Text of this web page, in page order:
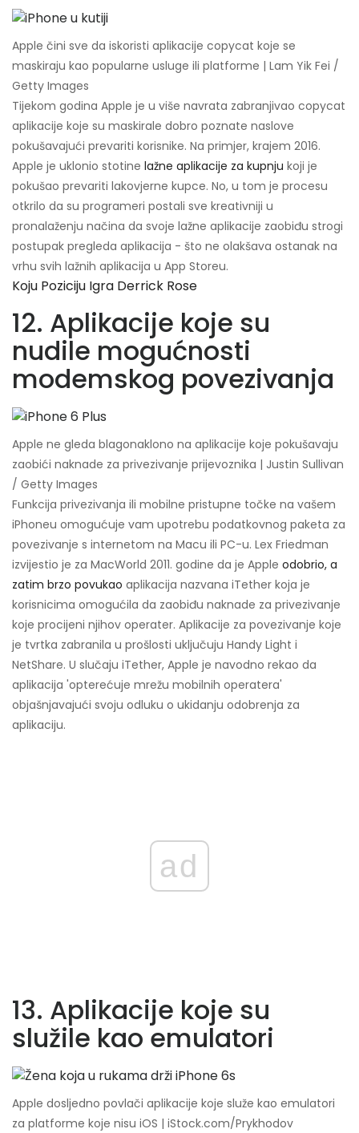
Apple čini sve da iskoristi aplikacije copycat koje se
maskiraju kao popularne usluge ili platforme | Lam Yik Fei /
Getty Images
Tijekom godina Apple je u više navrata zabranjivao copycat
aplikacije koje su maskirale dobro poznate naslove
pokušavajući prevariti korisnike. Na primjer, krajem 2016.
Apple je uklonio stotine lažne aplikacije za kupnju koji je
pokušao prevariti lakovjerne kupce. No, u tom je procesu
otkrilo da su programeri postali sve kreativniji u
pronalaženju načina da svoje lažne aplikacije zaobiđu strogi
postupak pregleda aplikacija - što ne olakšava ostanak na
vrhu svih lažnih aplikacija u App Storeu.
Koju Poziciju Igra Derrick Rose
12. Aplikacije koje su
nudile mogućnosti
modemskog povezivanja
Apple ne gleda blagonaklono na aplikacije koje pokušavaju
zaobići naknade za privezivanje prijevoznika | Justin Sullivan
/ Getty Images
Funkcija privezivanja ili mobilne pristupne točke na vašem
iPhoneu omogućuje vam upotrebu podatkovnog paketa za
povezivanje s internetom na Macu ili PC-u. Lex Friedman
izvijestio je za MacWorld 2011. godine da je Apple odobrio, a
zatim brzo povukao aplikacija nazvana iTether koja je
korisnicima omogućila da zaobiđu naknade za privezivanje
koje procijeni njihov operater. Aplikacije za povezivanje koje
je tvrtka zabranila u prošlosti uključuju Handy Light i
NetShare. U slučaju iTether, Apple je navodno rekao da
aplikacija 'opterećuje mrežu mobilnih operatera'
objašnjavajući svoju odluku o ukidanju odobrenja za
aplikaciju.
ad
13. Aplikacije koje su
služile kao emulatori
Apple dosljedno povlači aplikacije koje služe kao emulatori
za platforme koje nisu iOS | iStock.com/Prykhodov